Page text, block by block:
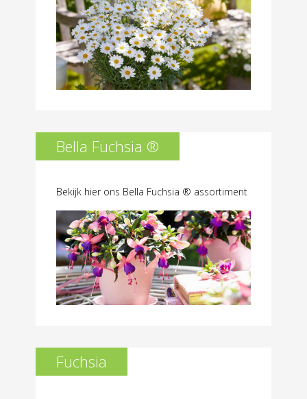
Bella Fuchsia ®
Bekijk hier ons Bella Fuchsia ® assortiment
Fuchsia